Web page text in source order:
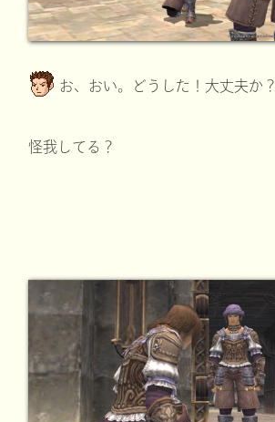
お、おい。どうした！大丈夫か？
怪我してる？